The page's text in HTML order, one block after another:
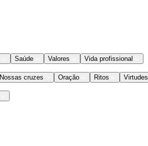
Saúde Valores Vida profissional
Nossas cruzes Oração Ritos Virtudes